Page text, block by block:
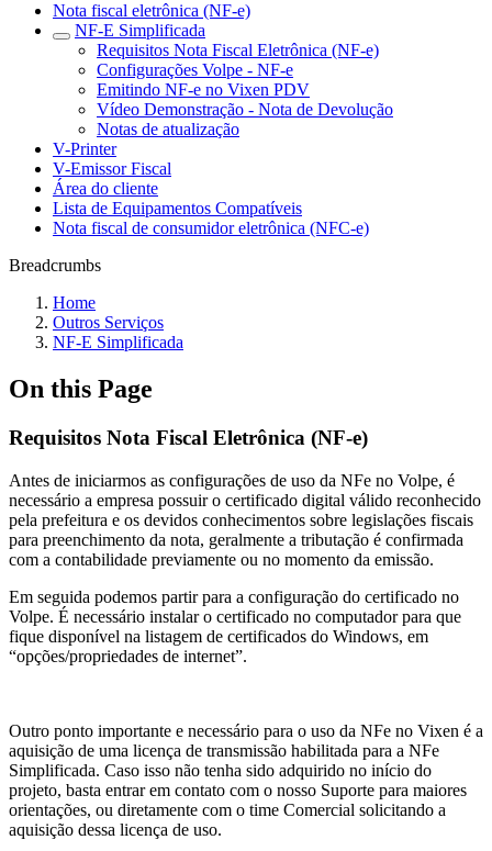
Nota fiscal eletrônica (NF-e)
NF-E Simplificada
Requisitos Nota Fiscal Eletrônica (NF-e)
Configurações Volpe - NF-e
Emitindo NF-e no Vixen PDV
Vídeo Demonstração - Nota de Devolução
Notas de atualização
V-Printer
V-Emissor Fiscal
Área do cliente
Lista de Equipamentos Compatíveis
Nota fiscal de consumidor eletrônica (NFC-e)
Breadcrumbs
Home
Outros Serviços
NF-E Simplificada
On this Page
Requisitos Nota Fiscal Eletrônica (NF-e)
Antes de iniciarmos as configurações de uso da NFe no Volpe, é
necessário a empresa possuir o certificado digital válido reconhecido
pela prefeitura e os devidos conhecimentos sobre legislações fiscais
para preenchimento da nota, geralmente a tributação é confirmada
com a contabilidade previamente ou no momento da emissão.
Em seguida podemos partir para a configuração do certificado no
Volpe. É necessário instalar o certificado no computador para que
fique disponível na listagem de certificados do Windows, em
“opções/propriedades de internet”.
Outro ponto importante e necessário para o uso da NFe no Vixen é a
aquisição de uma licença de transmissão habilitada para a NFe
Simplificada. Caso isso não tenha sido adquirido no início do
projeto, basta entrar em contato com o nosso Suporte para maiores
orientações, ou diretamente com o time Comercial solicitando a
aquisição dessa licença de uso.